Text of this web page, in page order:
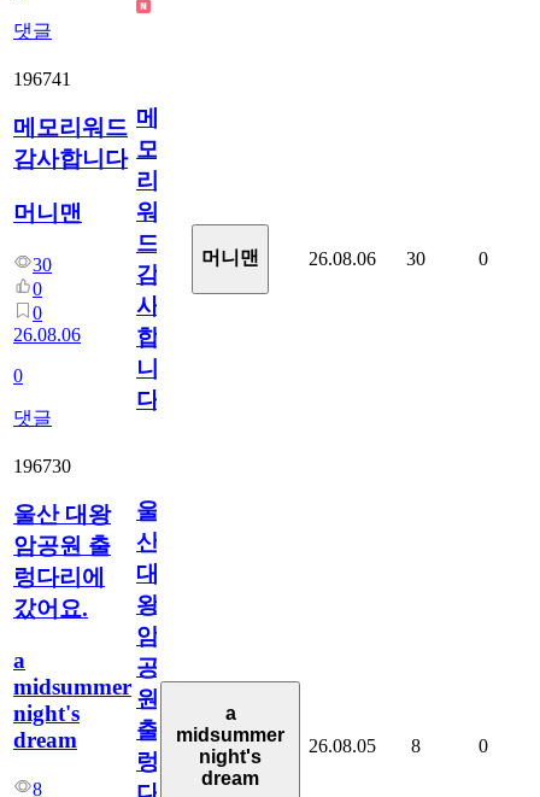
댓글
196741
메모리워드
감사합니다
머니맨
30
0
0
26.08.06
0
댓글
메
모
리
워
드
감
사
합
니
다
머니맨 26.08.06 30 0
196730
울산 대왕
암공원 출
렁다리에
갔어요.
a
midsummer
night's
dream
8
울
산
대
왕
암
공
원
출
렁
a
midsummer
night's
dream
26.08.05 8 0